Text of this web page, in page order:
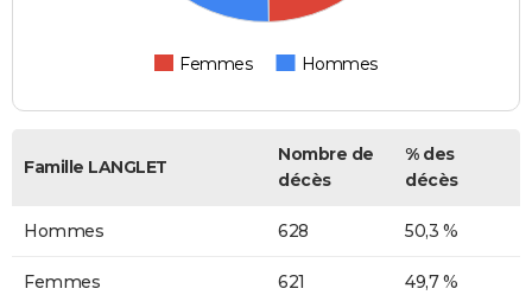
Femmes Hommes
Famille LANGLET
Nombre de
décès
% des
décès
Hommes 628 50,3 %
Femmes 621 49,7 %